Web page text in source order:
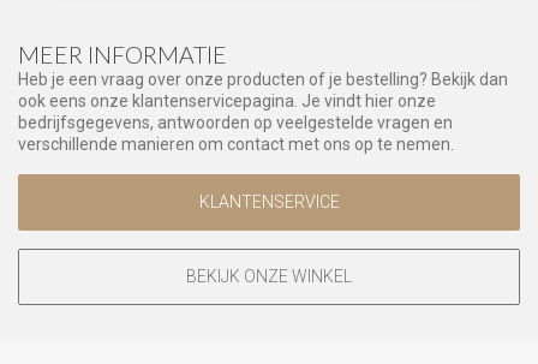
MEER INFORMATIE
Heb je een vraag over onze producten of je bestelling? Bekijk dan
ook eens onze klantenservicepagina. Je vindt hier onze
bedrijfsgegevens, antwoorden op veelgestelde vragen en
verschillende manieren om contact met ons op te nemen.
KLANTENSERVICE
BEKIJK ONZE WINKEL